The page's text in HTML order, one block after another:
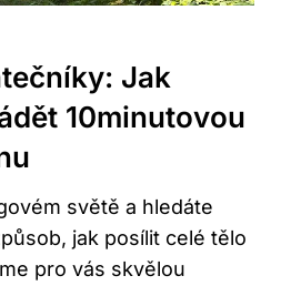
Jak
10minutovou
světě a hledáte
jak posílit celé tělo
pro vás skvělou